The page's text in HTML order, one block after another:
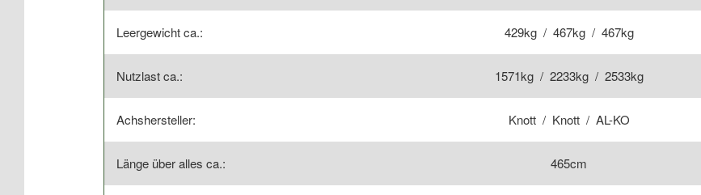
Leergewicht ca.: 429kg / 467kg / 467kg
Nutzlast ca.: 1571kg / 2233kg / 2533kg
Achshersteller: Knott / Knott / AL-KO
Länge über alles ca.: 465cm